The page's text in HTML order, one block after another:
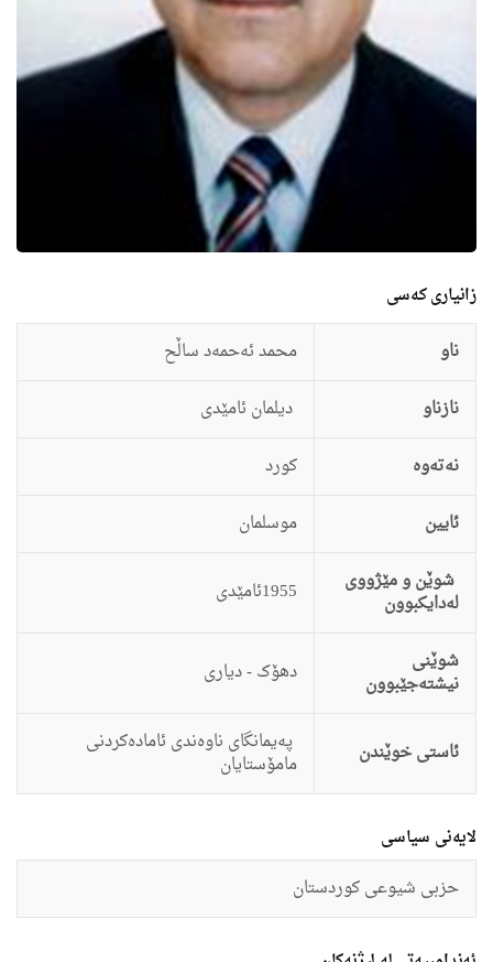
زانيارى کەسی
ناو
محمد ئه‌حمه‌د ساڵح
نازناو
دیلمان ئامێدی
نەتەوە
كورد
ئایین
موسلمان
شوێن و مێژووی
لەدایکبوون 1955ئامێدی
شوێنی
نیشتەجێبوون دهۆک - دیاری
ئاستى خوێندن په‌یمانگای ناوه‌ندی ئاماده‌كردنی
مامۆستایان
لایەنی سیاسی
حزبی شیوعی كوردستان